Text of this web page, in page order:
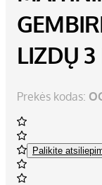
LIZDŲ 3
Prekės kodas:
Palikite